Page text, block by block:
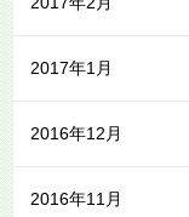
2017年1月
2016年12月
2016年11月